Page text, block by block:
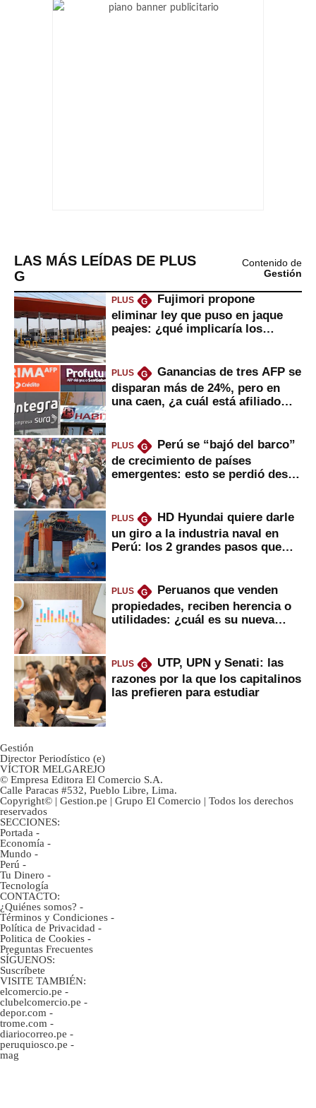
LAS MÁS LEÍDAS DE PLUS
G
Contenido de
Gestión
PLUS G
Fujimori propone
eliminar ley que puso en jaque
peajes: ¿qué implicaría los
PLUS G
Ganancias de tres AFP se
disparan más de 24%, pero en
una caen, ¿a cuál está afiliado
PLUS G
Perú se “bajó del barco”
de crecimiento de países
emergentes: esto se perdió desde
PLUS G
HD Hyundai quiere darle
un giro a la industria naval en
Perú: los 2 grandes pasos que
PLUS G
Peruanos que venden
propiedades, reciben herencia o
utilidades: ¿cuál es su nueva
PLUS G
UTP, UPN y Senati: las
razones por la que los capitalinos
las prefieren para estudiar
Gestión
Director Periodístico (e)
VÍCTOR MELGAREJO
© Empresa Editora El Comercio S.A.
Calle Paracas #532, Pueblo Libre, Lima.
Copyright© | Gestion.pe | Grupo El Comercio | Todos los derechos
reservados
SECCIONES:
Portada -
Economía -
Mundo -
Perú -
Tu Dinero -
Tecnología
CONTACTO:
¿Quiénes somos? -
Términos y Condiciones -
Política de Privacidad -
Politica de Cookies -
Preguntas Frecuentes
SÍGUENOS:
Suscríbete
VISITE TAMBIÉN:
elcomercio.pe -
clubelcomercio.pe -
depor.com -
trome.com -
diariocorreo.pe -
peruquiosco.pe -
mag